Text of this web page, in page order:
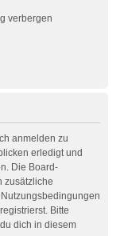
verbergen
anmelden zu
erledigt und
Die Board-
zusätzliche
Bitte
dich in diesem